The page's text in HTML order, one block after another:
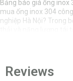
Bảng báo giá ống
mua ống inox 304
nghiệp Hà Nội? Trong
gỉ chất lượng cao
sâu và báo giá chính
1.1. Tại sao
Reviews